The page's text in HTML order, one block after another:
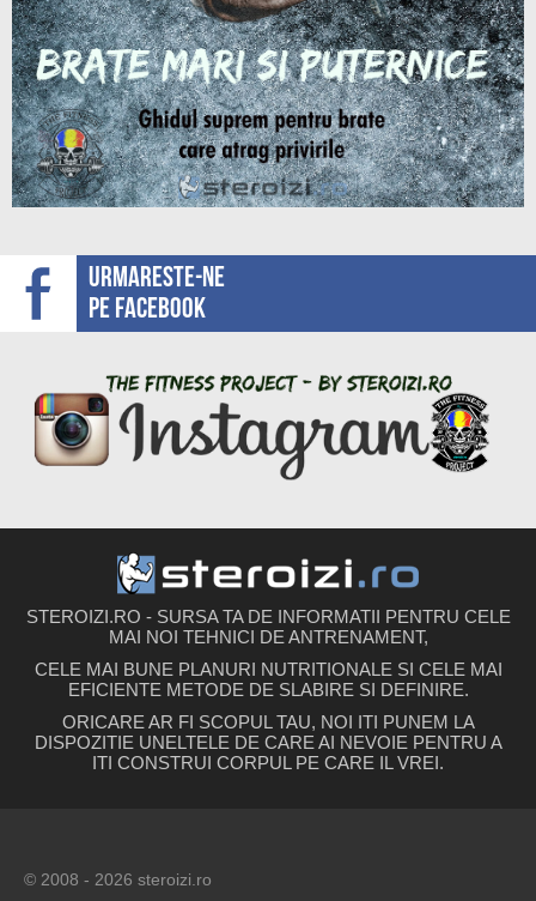
Urmareste-ne
pe facebook
STEROIZI.RO - SURSA TA DE INFORMATII PENTRU CELE
MAI NOI TEHNICI DE ANTRENAMENT,
CELE MAI BUNE PLANURI NUTRITIONALE SI CELE MAI
EFICIENTE METODE DE SLABIRE SI DEFINIRE.
ORICARE AR FI SCOPUL TAU, NOI ITI PUNEM LA
DISPOZITIE UNELTELE DE CARE AI NEVOIE PENTRU A
ITI CONSTRUI CORPUL PE CARE IL VREI.
© 2008 - 2026 steroizi.ro